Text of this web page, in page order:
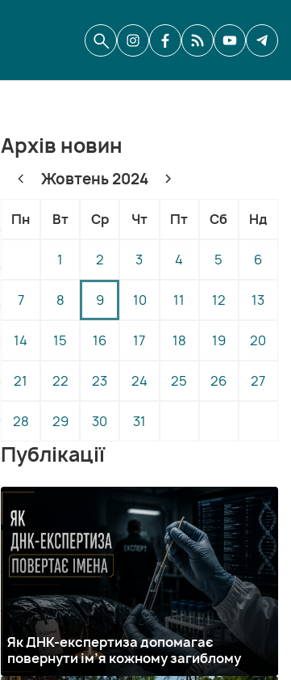
Архів новин
Жовтень 2024
Пн Вт Ср Чт Пт Сб Нд
1 2 3 4 5 6
7 8 9 10 11 12 13
14 15 16 17 18 19 20
21 22 23 24 25 26 27
28 29 30 31
Публікації
Як ДНК-експертиза допомагає
повернути ім’я кожному загиблому